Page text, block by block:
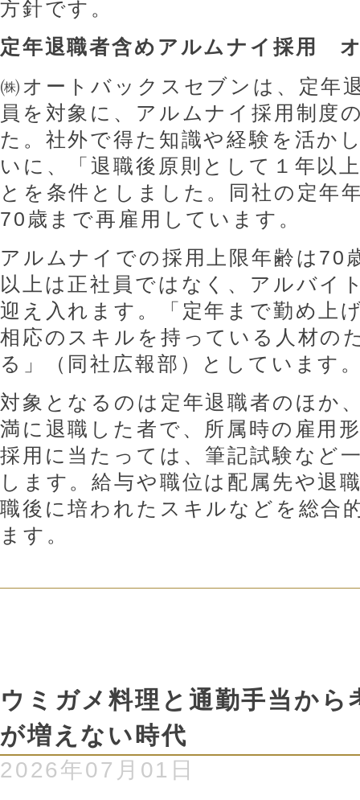
方針です。
定年退職者含めアルムナイ採用
㈱オートバックスセブンは、定年
員を対象に、アルムナイ採用制度
た。社外で得た知識や経験を活か
いに、「退職後原則として１年以
とを条件としました。同社の定年
70歳まで再雇用しています。
アルムナイでの採用上限年齢は70
以上は正社員ではなく、アルバイ
迎え入れます。「定年まで勤め上
相応のスキルを持っている人材の
る」（同社広報部）としています
対象となるのは定年退職者のほか
満に退職した者で、所属時の雇用
採用に当たっては、筆記試験など
します。給与や職位は配属先や退
職後に培われたスキルなどを総合
ます。
ウミガメ料理と通勤手当から
が増えない時代
2026年07月01日